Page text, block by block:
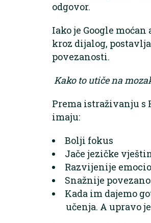
odgovor.
Iako je Google
kroz dijalog,
povezanosti.
Kako to utiče na
Prema istraživanju s
imaju:
Bolji fokus
Jače jezičke
Razvijenije
Snažnije
Kada im dajemo
učenja. A upravo